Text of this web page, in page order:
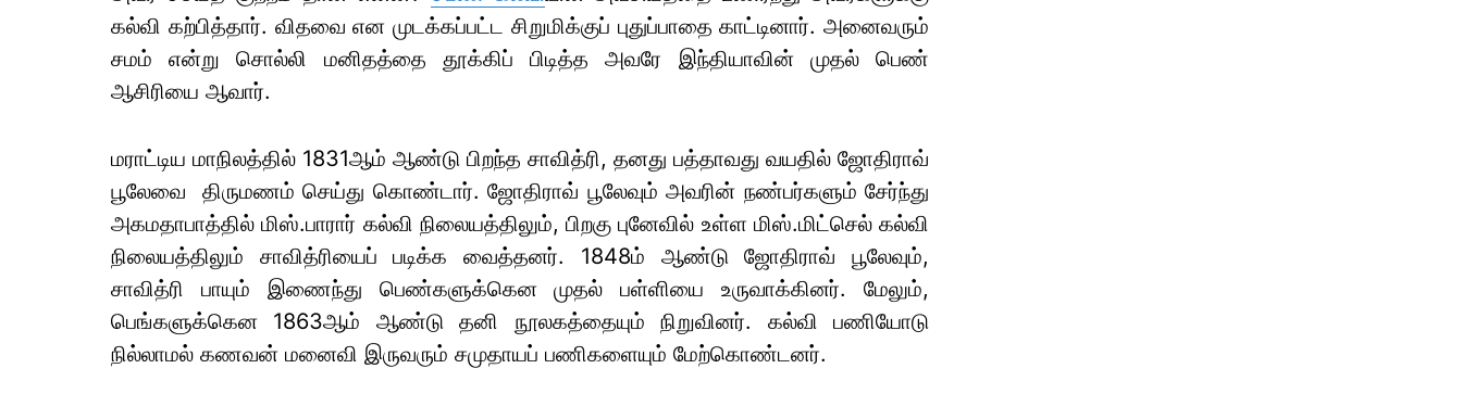
கல்வி கற்பித்தார். விதவை என முடக்கப்பட்ட சிறுமிக்குப் புதுப்பாதை காட்டினார். அனைவரும்
சமம் என்று சொல்லி மனிதத்தை தூக்கிப் பிடித்த அவரே இந்தியாவின் முதல் பெண்
ஆசிரியை ஆவார்.
மராட்டிய மாநிலத்தில் 1831ஆம் ஆண்டு பிறந்த சாவித்ரி, தனது பத்தாவது வயதில் ஜோதிராவ்
பூலேவை திருமணம் செய்து கொண்டார். ஜோதிராவ் பூலேவும் அவரின் நண்பர்களும் சேர்ந்து
அகமதாபாத்தில் மிஸ்.பாரார் கல்வி நிலையத்திலும், பிறகு புனேவில் உள்ள மிஸ்.மிட்செல் கல்வி
நிலையத்திலும் சாவித்ரியைப் படிக்க வைத்தனர். 1848ம் ஆண்டு ஜோதிராவ் பூலேவும்,
சாவித்ரி பாயும் இணைந்து பெண்களுக்கென முதல் பள்ளியை உருவாக்கினர். மேலும்,
பெங்களுக்கென 1863ஆம் ஆண்டு தனி நூலகத்தையும் நிறுவினர். கல்வி பணியோடு
நில்லாமல் கணவன் மனைவி இருவரும் சமுதாயப் பணிகளையும் மேற்கொண்டனர்.